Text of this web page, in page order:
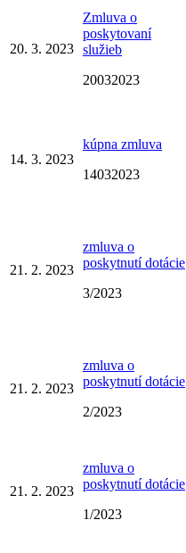
20. 3. 2023
Zmluva o
poskytovaní
služieb
20032023
14. 3. 2023
kúpna zmluva
14032023
21. 2. 2023
zmluva o
poskytnutí dotácie
3/2023
21. 2. 2023
zmluva o
poskytnutí dotácie
2/2023
21. 2. 2023
zmluva o
poskytnutí dotácie
1/2023